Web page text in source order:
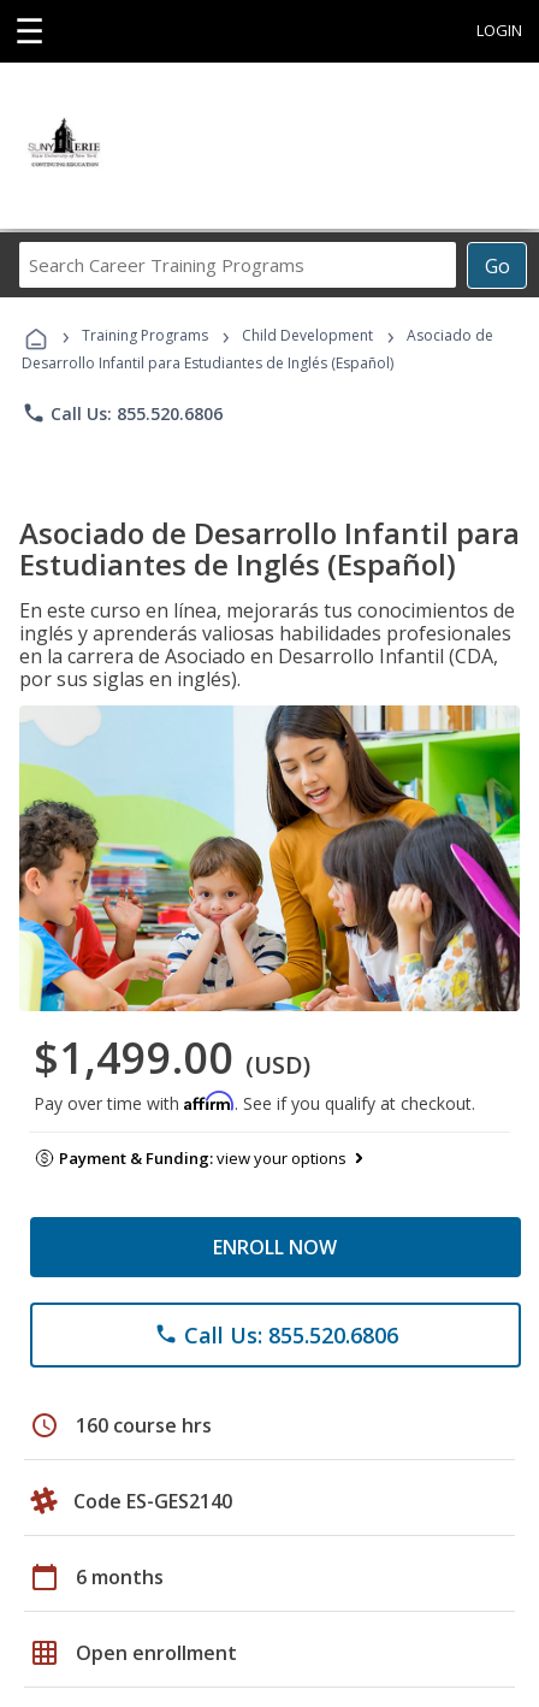
☰ LOGIN
Go
Career
Programs
› Training Programs › Child Development ›
Asociado de
Desarrollo Infantil para Estudiantes de Inglés (Español)
phone Call Us: 855.520.6806
Asociado de Desarrollo Infantil para
Estudiantes de Inglés (Español)
En este curso en línea, mejorarás tus conocimientos de
inglés y aprenderás valiosas habilidades profesionales
en la carrera de Asociado en Desarrollo Infantil (CDA,
por sus siglas en inglés).
$1,499.00 (USD)
Pay over time with Affirm. See if you qualify at checkout.
Payment & Funding:view your options
ENROLL NOW
phone Call Us: 855.520.6806
schedule 160 course hrs
Code ES-GES2140
calendar_today 6 months
grid_on Open enrollment